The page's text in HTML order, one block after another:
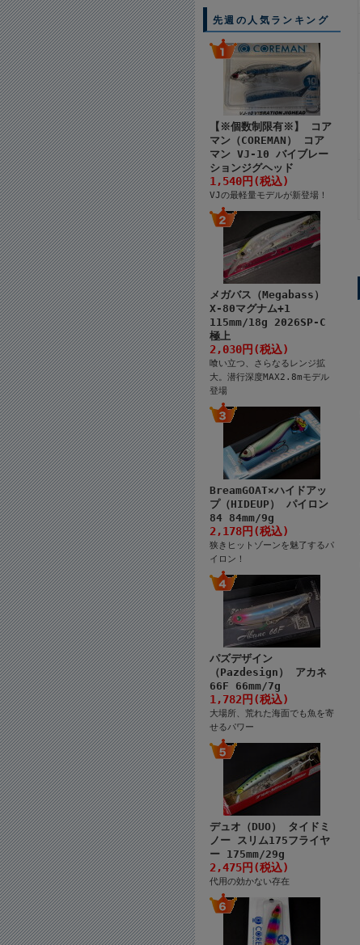
先週の人気ランキング
【※個数制限有※】 コア
マン（COREMAN） コア
マン VJ-10 バイブレー
ションジグヘッド
1,540円(税込)
VJの最軽量モデルが新登場！
メガバス（Megabass）
X-80マグナム+1
115mm/18g 2026SP-C
極上
2,030円(税込)
喰い立つ、さらなるレンジ拡
大。潜行深度MAX2.8mモデル
登場
BreamGOAT×ハイドアッ
プ（HIDEUP） パイロン
84 84mm/9g
2,178円(税込)
狭きヒットゾーンを魅了するパ
イロン！
パズデザイン
（Pazdesign） アカネ
66F 66mm/7g
1,782円(税込)
大場所、荒れた海面でも魚を寄
せるパワー
デュオ（DUO） タイドミ
ノー スリム175フライヤ
ー 175mm/29g
2,475円(税込)
代用の効かない存在